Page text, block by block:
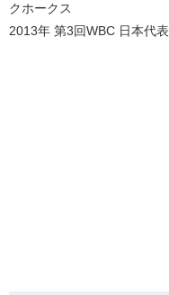
クホークス
2013年 第3回WBC 日本代表